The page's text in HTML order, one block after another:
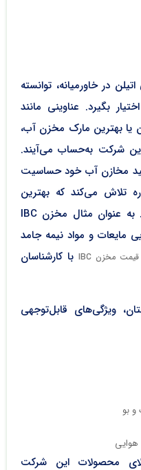
در خاورمیانه، توانسته
بگیرد. عناوینی مانند
یا بهترین مارک مخزن آب،
شرکت به‌حساب می‌آیند.
مخازن آب خود حساسیت
تلاش می‌کند که بهترین
به عنوان مثال
مخزن IBC
مایعات و مواد نیمه جامد
قیمت مخزن IBC
با کارشناسان
ویژگی‌های قابل‌توجهی
بو
هوایی
محصولات این شرکت